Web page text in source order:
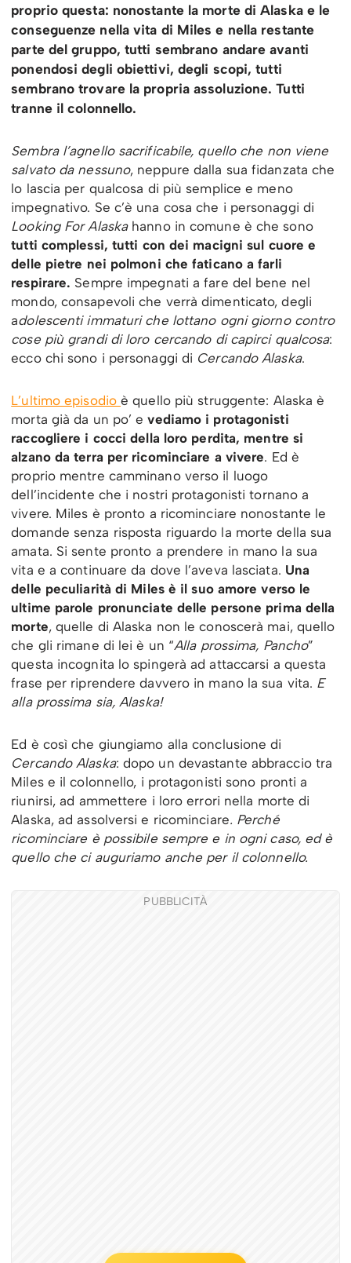
proprio questa: nonostante la morte di Alaska e le
conseguenze nella vita di Miles e nella restante
parte del gruppo, tutti sembrano andare avanti
ponendosi degli obiettivi, degli scopi, tutti
sembrano trovare la propria assoluzione. Tutti
tranne il colonnello.
Sembra l’agnello sacrificabile, quello che non viene
salvato da nessuno, neppure dalla sua fidanzata che
lo lascia per qualcosa di più semplice e meno
impegnativo. Se c’è una cosa che i personaggi di
Looking For Alaska hanno in comune è che sono
tutti complessi, tutti con dei macigni sul cuore e
delle pietre nei polmoni che faticano a farli
respirare. Sempre impegnati a fare del bene nel
mondo, consapevoli che verrà dimenticato, degli
adolescenti immaturi che lottano ogni giorno contro
cose più grandi di loro cercando di capirci qualcosa:
ecco chi sono i personaggi di Cercando Alaska.
L’ultimo episodioè quello più struggente: Alaska è
morta già da un po’ evediamo i protagonisti
raccogliere i cocci della loro perdita, mentre si
alzano da terra per ricominciare a vivere. Ed è
proprio mentre camminano verso il luogo
dell’incidente che i nostri protagonisti tornano a
vivere. Miles è pronto a ricominciare nonostante le
domande senza risposta riguardo la morte della sua
amata. Si sente pronto a prendere in mano la sua
vita e a continuare da dove l’aveva lasciata. Una
delle peculiarità di Miles è il suo amore verso le
ultime parole pronunciate delle persone prima della
morte, quelle di Alaska non le conoscerà mai, quello
che gli rimane di lei è un “Alla prossima, Pancho”
questa incognita lo spingerà ad attaccarsi a questa
frase per riprendere davvero in mano la sua vita. E
alla prossima sia, Alaska!
Ed è così che giungiamo alla conclusione di
Cercando Alaska: dopo un devastante abbraccio tra
Miles e il colonnello, i protagonisti sono pronti a
riunirsi, ad ammettere i loro errori nella morte di
Alaska, ad assolversi e ricominciare. Perché
ricominciare è possibile sempre e in ogni caso, ed è
quello che ci auguriamo anche per il colonnello.
PUBBLICITÀ